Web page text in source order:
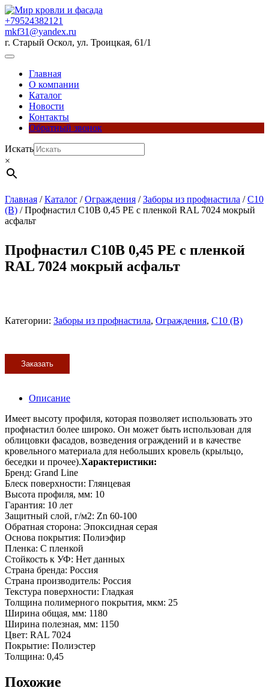
Перейти
к
содержимому
+79524382121
mkf31@yandex.ru
г. Старый Оскол, ул. Троицкая, 61/1
Кнопка
ОткрытьГлавная
О компании
Каталог
Новости
Контакты
Обратный звонок
Кнопка
Закрыть
Искать
×
Главная /Каталог /Ограждения /Заборы из профнастила /С10
(В) / Профнастил С10В 0,45 PE с пленкой RAL 7024 мокрый
асфальт
Профнастил С10В 0,45 PE с пленкой
RAL 7024 мокрый асфальт
Категории: Заборы из профнастила, Ограждения, С10 (В)
Заказать
Описание
Имеет высоту профиля, которая позволяет использовать это
профнастил более широко. Он может быть использован для
облицовки фасадов, возведения ограждений и в качестве
кровельного материала для небольших кровель (крыльцо,
беседки и прочее).Характеристики:
Бренд: Grand Line
Блеск поверхности: Глянцевая
Высота профиля, мм: 10
Гарантия: 10 лет
Защитный слой, г/м2: Zn 60-100
Обратная сторона: Эпоксидная серая
Основа покрытия: Полиэфир
Пленка: С пленкой
Стойкость к УФ: Нет данных
Страна бренда: Россия
Страна производитель: Россия
Текстура поверхности: Гладкая
Толщина полимерного покрытия, мкм: 25
Ширина общая, мм: 1180
Ширина полезная, мм: 1150
Цвет: RAL 7024
Покрытие: Полиэстер
Толщина: 0,45
Похожие